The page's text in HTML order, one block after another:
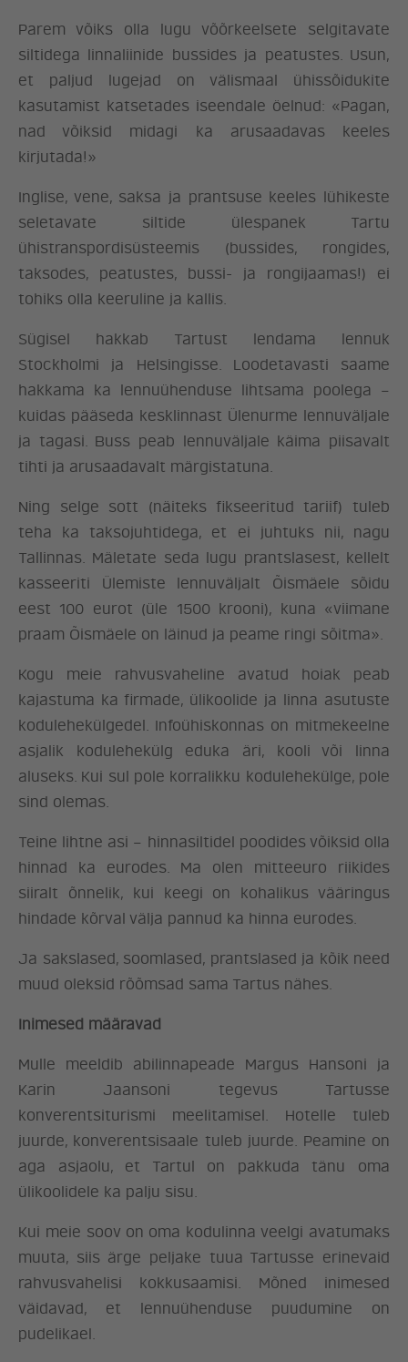
ERAKOND
UUDISED
LÖÖ KAASA
KONTAKT
Parem võiks olla lugu võõrkeelsete selgitavate
siltidega linnaliinide bussides ja peatustes. Usun,
et paljud lugejad on välismaal ühissõidukite
kasutamist katsetades iseendale öelnud: «Pagan,
nad võiksid midagi ka arusaadavas keeles
kirjutada!»
Inglise, vene, saksa ja prantsuse keeles lühikeste
seletavate siltide ülespanek Tartu
ühistranspordisüsteemis (bussides, rongides,
taksodes, peatustes, bussi- ja rongijaamas!) ei
tohiks olla keeruline ja kallis.
Sügisel hakkab Tartust lendama lennuk
Stockholmi ja Helsingisse. Loodetavasti saame
hakkama ka lennuühenduse lihtsama poolega –
kuidas pääseda kesklinnast Ülenurme lennuväljale
ja tagasi. Buss peab lennuväljale käima piisavalt
tihti ja arusaadavalt märgistatuna.
Ning selge sott (näiteks fikseeritud tariif) tuleb
teha ka taksojuhtidega, et ei juhtuks nii, nagu
Tallinnas. Mäletate seda lugu prantslasest, kellelt
kasseeriti Ülemiste lennuväljalt Õismäele sõidu
eest 100 eurot (üle 1500 krooni), kuna «viimane
praam Õismäele on läinud ja peame ringi sõitma».
Kogu meie rahvusvaheline avatud hoiak peab
kajastuma ka firmade, ülikoolide ja linna asutuste
kodulehekülgedel. Infoühiskonnas on mitmekeelne
asjalik kodulehekülg eduka äri, kooli või linna
aluseks. Kui sul pole korralikku kodulehekülge, pole
sind olemas.
Teine lihtne asi – hinnasiltidel poodides võiksid olla
hinnad ka eurodes. Ma olen mitteeuro riikides
siiralt õnnelik, kui keegi on kohalikus vääringus
hindade kõrval välja pannud ka hinna eurodes.
Ja sakslased, soomlased, prantslased ja kõik need
muud oleksid rõõmsad sama Tartus nähes.
Inimesed määravad
Mulle meeldib abilinnapeade Margus Hansoni ja
Karin Jaansoni tegevus Tartusse
konverentsiturismi meelitamisel. Hotelle tuleb
juurde, konverentsisaale tuleb juurde. Peamine on
aga asjaolu, et Tartul on pakkuda tänu oma
ülikoolidele ka palju sisu.
Kui meie soov on oma kodulinna veelgi avatumaks
muuta, siis ärge peljake tuua Tartusse erinevaid
rahvusvahelisi kokkusaamisi. Mõned inimesed
väidavad, et lennuühenduse puudumine on
pudelikael.